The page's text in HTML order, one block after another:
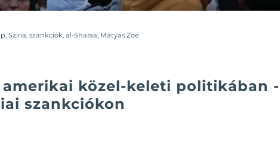
Szíria szankciók al-Sharaa Mátyás Zoé
közel-keleti politikában -
szankciókon